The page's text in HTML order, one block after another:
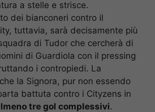
a stelle e strisce.
dei bianconeri contro il
tuttavia, sarà decisamente più
di Tudor che cercherà di
di Guardiola con il pressing
i contropiedi. La
la Signora, pur non essendo
battuta contro i Cityzens in
tre gol complessivi.